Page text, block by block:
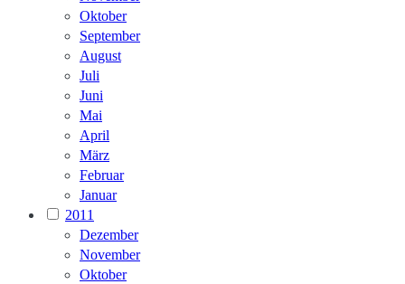
Oktober
September
August
Juli
Juni
Mai
April
März
Februar
Januar
2011
Dezember
November
Oktober